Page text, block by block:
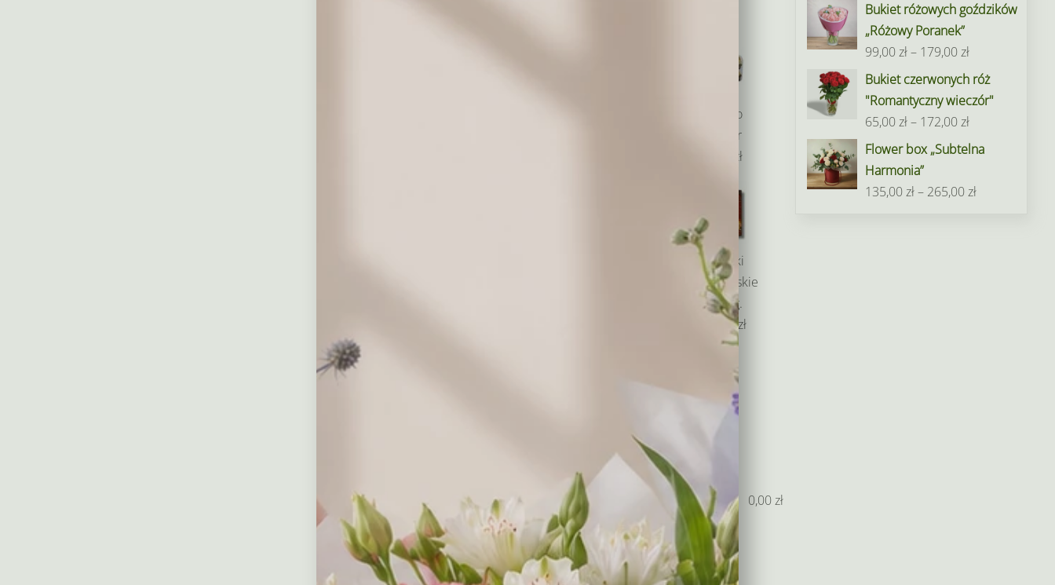
Ferrero
Rocher
49,00 zł
Baryłki
wedlowskie
200 g.
55,00 zł
0,00zł
Balony napełniane helem
195,00 zł
Bukiet różowych goździków
„Różowy Poranek”
99,00zł– 179,00złZakres
cen:
od
179,00 zł
Bukiet czerwonych róż
"Romantyczny wieczór"
65,00zł– 172,00złZakres
cen:
65,00 zł
Flower box „Subtelna
Harmonia”
135,00zł– 265,00złZakres